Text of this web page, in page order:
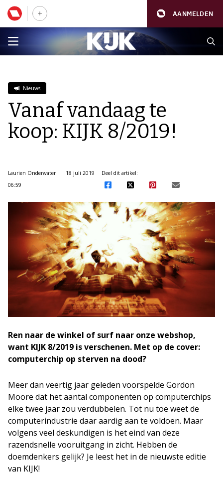
AANMELDEN
Nieuws
Vanaf vandaag te
koop: KIJK 8/2019!
Laurien Onderwater
18 juli 2019
06:59
Deel dit artikel:
Ren naar de winkel of surf naar onze webshop,
want KIJK 8/2019 is verschenen. Met op de cover:
computerchip op sterven na dood?
Meer dan veertig jaar geleden voorspelde Gordon
Moore dat het aantal componenten op computerchips
elke twee jaar zou verdubbelen. Tot nu toe weet de
computerindustrie daar aardig aan te voldoen. Maar
volgens veel deskundigen is het eind van deze
razendsnelle vooruitgang in zicht. Hebben de
doemdenkers gelijk? Je leest het in de nieuwste editie
van KIJK!